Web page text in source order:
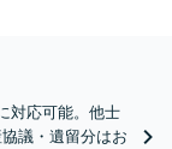
対応可能。他士
議・遺留分はお